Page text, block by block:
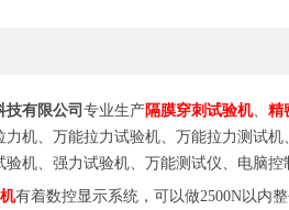
有限公司 专业生产隔膜穿刺试验机、 精
力机、万能拉力试验机、万能拉力测试
验机、强力试验机、万能测试仪、电脑控
有着数控显示系统，可以做2500N以内